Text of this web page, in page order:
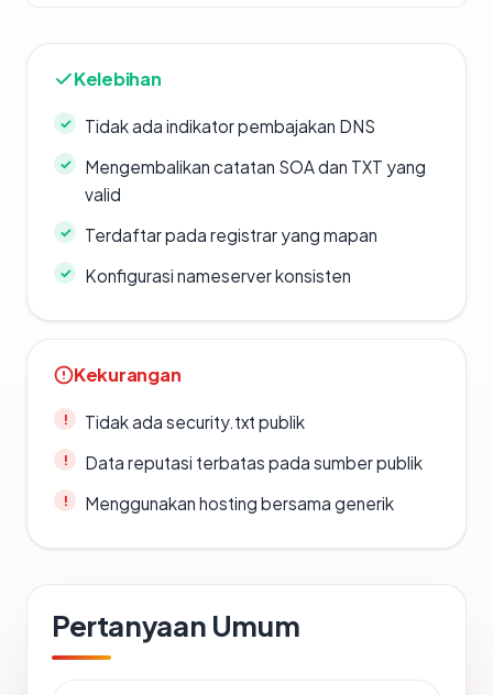
Kelebihan
Tidak ada indikator pembajakan DNS
Mengembalikan catatan SOA dan TXT yang
valid
Terdaftar pada registrar yang mapan
Konfigurasi nameserver konsisten
Kekurangan
Tidak ada security.txt publik
Data reputasi terbatas pada sumber publik
Menggunakan hosting bersama generik
Pertanyaan Umum